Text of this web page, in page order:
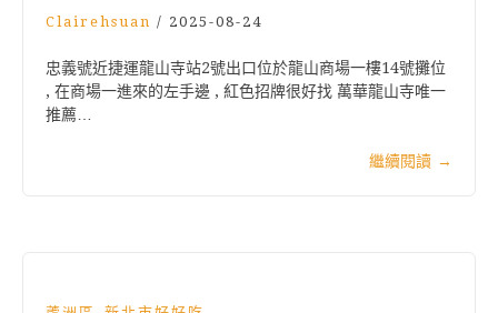
Clairehsuan / 2025-08-24
忠義號近捷運龍山寺站2號出口位於龍山商場一樓14號攤位
, 在商場一進來的左手邊 , 紅色招牌很好找 萬華龍山寺唯一
推薦…
繼續閱讀 →